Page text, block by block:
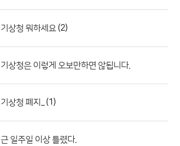
기상청 뭐하세요 (2)
기상청은 이렇게 오보만하면 않됩니다.
기상청 폐지... (1)
근 일주일 이상 틀렸다.